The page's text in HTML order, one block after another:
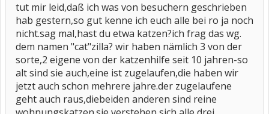
tut mir leid,daß ich was von besuchern geschrieben
hab gestern,so gut kenne ich euch alle bei ro ja noch
nicht.sag mal,hast du etwa katzen?ich frag das wg.
dem namen "cat"zilla? wir haben nämlich 3 von der
sorte,2 eigene von der katzenhilfe seit 10 jahren-so
alt sind sie auch,eine ist zugelaufen,die haben wir
jetzt auch schon mehrere jahre.der zugelaufene
geht auch raus,diebeiden anderen sind reine